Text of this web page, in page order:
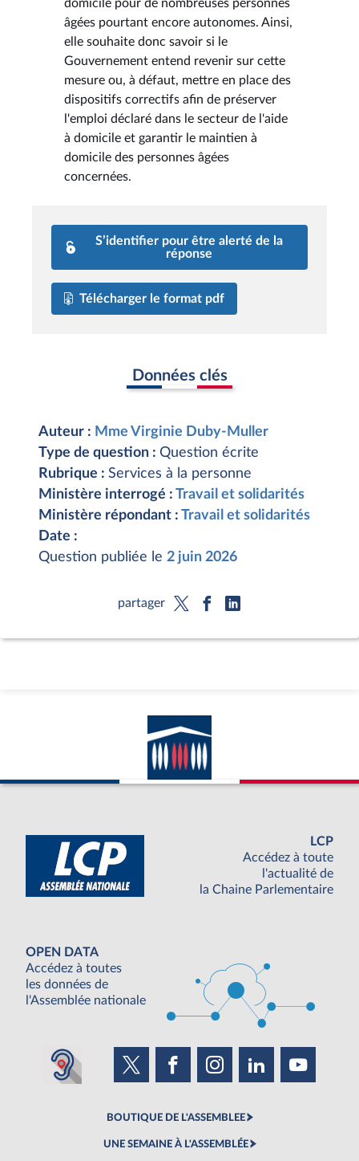
domicile pour de nombreuses personnes
âgées pourtant encore autonomes. Ainsi,
elle souhaite donc savoir si le
Gouvernement entend revenir sur cette
mesure ou, à défaut, mettre en place des
dispositifs correctifs afin de préserver
l'emploi déclaré dans le secteur de l'aide
à domicile et garantir le maintien à
domicile des personnes âgées
concernées.
S’identifier pour être alerté de la
réponse
Télécharger le format pdf
Données clés
Auteur : Mme Virginie Duby-Muller
Type de question : Question écrite
Rubrique : Services à la personne
Ministère interrogé : Travail et solidarités
Ministère répondant : Travail et solidarités
Date :
Question publiée le 2 juin 2026
partager
LCP
Accédez à toute
l'actualité de
la Chaine Parlementaire
OPEN DATA
Accédez à toutes
les données de
l'Assemblée nationale
BOUTIQUE DE L'ASSEMBLEE
UNE SEMAINE À L'ASSEMBLÉE